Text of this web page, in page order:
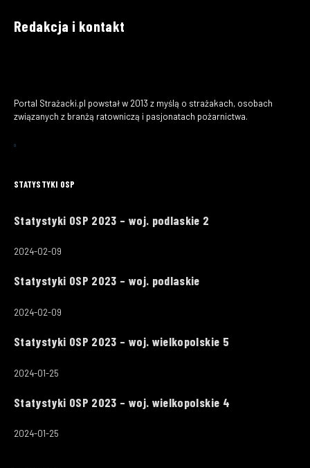
Redakcja i kontakt
Portal Strażacki.pl powstał w 2013 z myślą o strażakach, osobach
związanych z branżą ratowniczą i pasjonatach pożarnictwa.
STATYSTYKI OSP
Statystyki OSP 2023 – woj. podlaskie 2
2024-02-09
Statystyki OSP 2023 – woj. podlaskie
2024-02-09
Statystyki OSP 2023 – woj. wielkopolskie 5
2024-01-25
Statystyki OSP 2023 – woj. wielkopolskie 4
2024-01-25